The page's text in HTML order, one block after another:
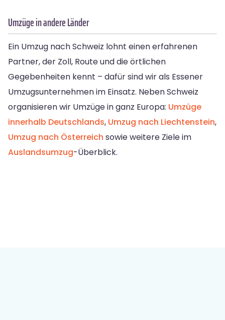
Umzüge in andere Länder
Ein Umzug nach Schweiz lohnt einen erfahrenen
Partner, der Zoll, Route und die örtlichen
Gegebenheiten kennt – dafür sind wir als Essener
Umzugsunternehmen im Einsatz. Neben Schweiz
organisieren wir Umzüge in ganz Europa: Umzüge
innerhalb Deutschlands, Umzug nach Liechtenstein,
Umzug nach Österreich sowie weitere Ziele im
Auslandsumzug-Überblick.